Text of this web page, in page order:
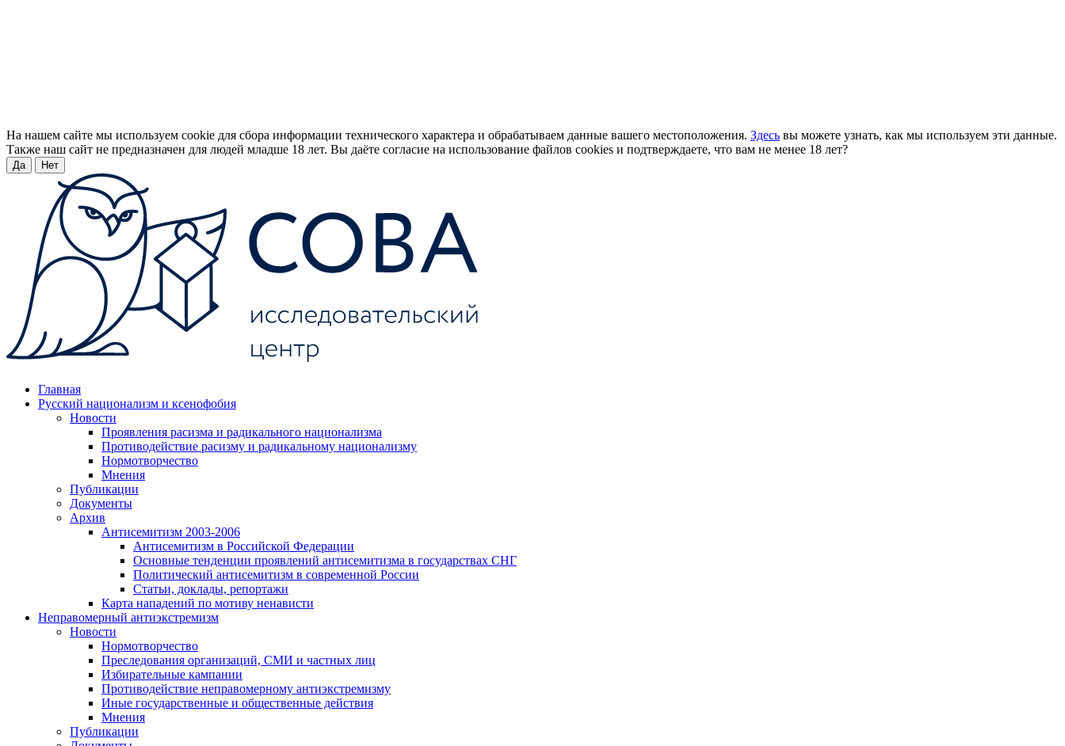
На нашем сайте мы используем cookie для сбора информации технического характера и обрабатываем данные вашего местоположения. Здесь вы можете узнать, как мы используем эти данные.
Также наш сайт не предназначен для людей младше 18 лет. Вы даёте согласие на использование файлов cookies и подтверждаете, что вам не менее 18 лет?
Да Нет
Главная
Русский национализм и ксенофобия
Новости
Проявления расизма и радикального национализма
Противодействие расизму и радикальному национализму
Нормотворчество
Мнения
Публикации
Документы
Архив
Антисемитизм 2003-2006
Антисемитизм в Российской Федерации
Основные тенденции проявлений антисемитизма в государствах СНГ
Политический антисемитизм в современной России
Статьи, доклады, репортажи
Карта нападений по мотиву ненависти
Неправомерный антиэкстремизм
Новости
Нормотворчество
Преследования организаций, СМИ и частных лиц
Избирательные кампании
Противодействие неправомерному антиэкстремизму
Иные государственные и общественные действия
Мнения
Публикации